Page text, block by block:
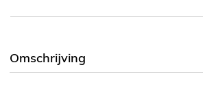
Omschrijving